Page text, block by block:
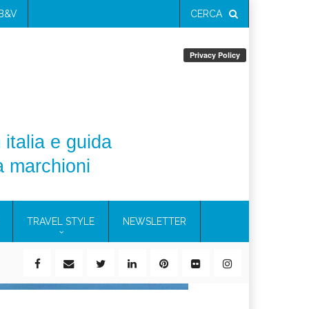
CERCA
italia e guida
marchioni
TRAVEL STYLE NEWSLETTER